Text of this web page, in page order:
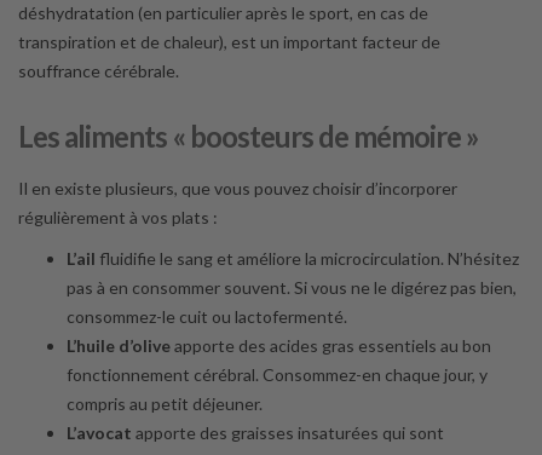
déshydratation (en particulier après le sport, en cas de
transpiration et de chaleur), est un important facteur de
souffrance cérébrale.
Les aliments « boosteurs de mémoire »
Il en existe plusieurs, que vous pouvez choisir d’incorporer
régulièrement à vos plats :
L’ail fluidifie le sang et améliore la microcirculation. N’hésitez
pas à en consommer souvent. Si vous ne le digérez pas bien,
consommez-le cuit ou lactofermenté.
L’huile d’oliveapporte des acides gras essentiels au bon
fonctionnement cérébral. Consommez-en chaque jour, y
compris au petit déjeuner.
L’avocat apporte des graisses insaturées qui sont